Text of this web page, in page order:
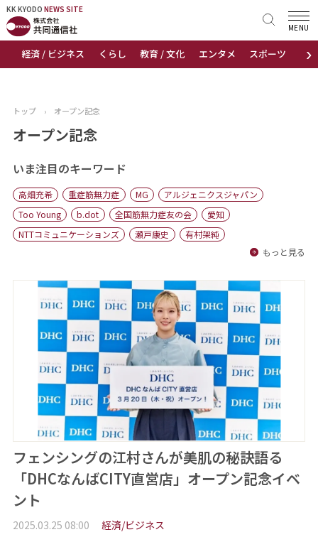
KK KYODO NEWS SITE
›
経済 / ビジネス くらし 教育 / 文化 エンタメ スポーツ 地域
MENU
KK KYODONEWS SITE
トップページ
ニュース
おすすめコンテンツ
出版物
会社概要
トップ › オープン記念
オープン記念
いま注目のキーワード
高畑充希 重症筋無力症 MG
アルジェニクスジャパン
Too Young
b.dot 全国筋無力症友の会
愛知
NTTコミュニケーションズ
瀬戸康史
有村架純
もっと見る
フェンシングの江村さんが美肌の秘訣語る
「DHCなんばCITY直営店」オープン記念イベ
ント
2025.03.25 08:00 経済/ビジネス